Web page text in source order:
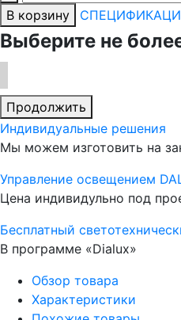
В корзину
Выберите не
Продолжить
Индивидуальные решения
Мы можем изготовить на
Управление освещением
Цена индивидульно под
Бесплатный
В программе «Dialux»
Обзор товара
Характеристики